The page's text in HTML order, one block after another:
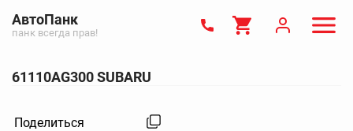
АвтоПанк
панк всегда прав!
61110AG300 SUBARU
Поделиться